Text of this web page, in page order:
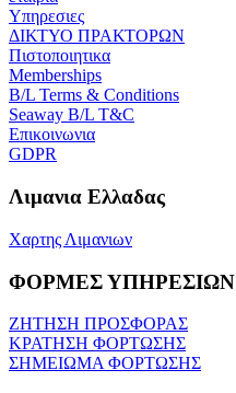
Υπηρεσιες
ΔΙΚΤΥΟ ΠΡΑΚΤΟΡΩΝ
Πιστοποιητικα
Memberships
B/L Terms & Conditions
Seaway B/L T&C
Επικοινωνια
GDPR
Λιμανια Ελλαδας
Χαρτης Λιμανιων
ΦΟΡΜΕΣ ΥΠΗΡΕΣΙΩΝ
ΖΗΤΗΣΗ ΠΡΟΣΦΟΡΑΣ
ΚΡΑΤΗΣΗ ΦΟΡΤΩΣΗΣ
ΣΗΜΕΙΩΜΑ ΦΟΡΤΩΣΗΣ